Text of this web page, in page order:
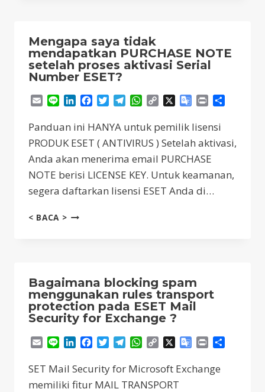
ESET
SMART
SECURITY
PREMIUM
/
INTERNET
SECURITY?
Mengapa saya tidak
mendapatkan PURCHASE NOTE
setelah proses aktivasi Serial
Number ESET?
EmailLine LinkedInFacebook
TwitterTelegram
WhatsApp
Copy
Google
Print
Panduan ini HANYA untuk pemilik lisensi
PRODUK ESET ( ANTIVIRUS ) Setelah aktivasi,
Anda akan menerima email PURCHASE
NOTE berisi LICENSE KEY. Untuk keamanan,
segera daftarkan lisensi ESET Anda di…
< BACA >MENGAPA
SETELAH
PROSES
AKTIVASI
SERIAL
NUMBER
ESET?
Bagaimana blocking spam
menggunakan rules transport
protection pada ESET Mail
Security for Exchange ?
EmailLine LinkedInFacebook
TwitterTelegram
WhatsApp
Copy
Google
Print
SET Mail Security for Microsoft Exchange
memiliki fitur MAIL TRANSPORT